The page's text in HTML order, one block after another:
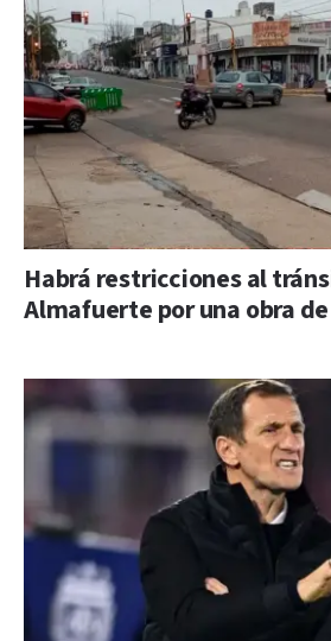
Habrá restricciones al
Almafuerte por una obra